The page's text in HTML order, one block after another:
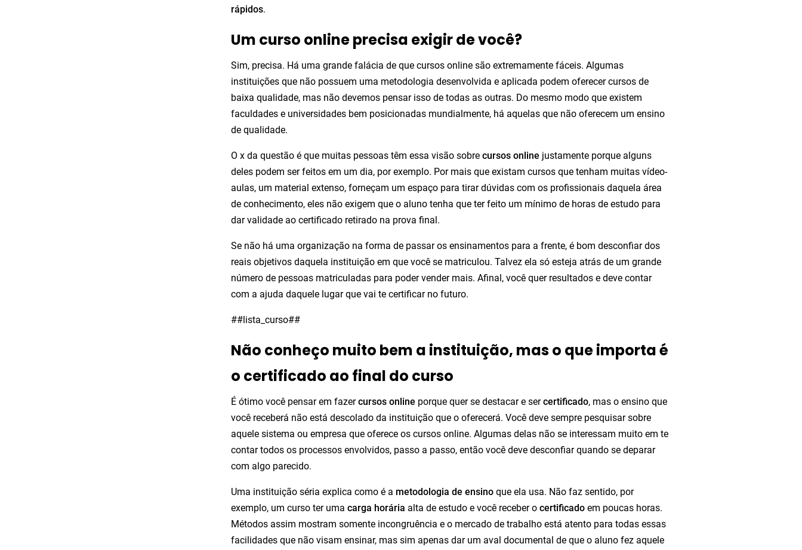
rápidos.
Um curso online precisa exigir de você?
Sim, precisa. Há uma grande falácia de que cursos online são extremamente fáceis. Algumas
instituições que não possuem uma metodologia desenvolvida e aplicada podem oferecer cursos de
baixa qualidade, mas não devemos pensar isso de todas as outras. Do mesmo modo que existem
faculdades e universidades bem posicionadas mundialmente, há aquelas que não oferecem um ensino
de qualidade.
O x da questão é que muitas pessoas têm essa visão sobre cursos online justamente porque alguns
deles podem ser feitos em um dia, por exemplo. Por mais que existam cursos que tenham muitas vídeo-
aulas, um material extenso, forneçam um espaço para tirar dúvidas com os profissionais daquela área
de conhecimento, eles não exigem que o aluno tenha que ter feito um mínimo de horas de estudo para
dar validade ao certificado retirado na prova final.
Se não há uma organização na forma de passar os ensinamentos para a frente, é bom desconfiar dos
reais objetivos daquela instituição em que você se matriculou. Talvez ela só esteja atrás de um grande
número de pessoas matriculadas para poder vender mais. Afinal, você quer resultados e deve contar
com a ajuda daquele lugar que vai te certificar no futuro.
##lista_curso##
Não conheço muito bem a instituição, mas o que importa é
o certificado ao final do curso
É ótimo você pensar em fazercursos online porque quer se destacar e sercertificado, mas o ensino que
você receberá não está descolado da instituição que o oferecerá. Você deve sempre pesquisar sobre
aquele sistema ou empresa que oferece os cursos online. Algumas delas não se interessam muito em te
contar todos os processos envolvidos, passo a passo, então você deve desconfiar quando se deparar
com algo parecido.
Uma instituição séria explica como é a metodologia de ensino que ela usa. Não faz sentido, por
exemplo, um curso ter uma carga horária alta de estudo e você receber o certificado em poucas horas.
Métodos assim mostram somente incongruência e o mercado de trabalho está atento para todas essas
facilidades que não visam ensinar, mas sim apenas dar um aval documental de que o aluno fez aquele